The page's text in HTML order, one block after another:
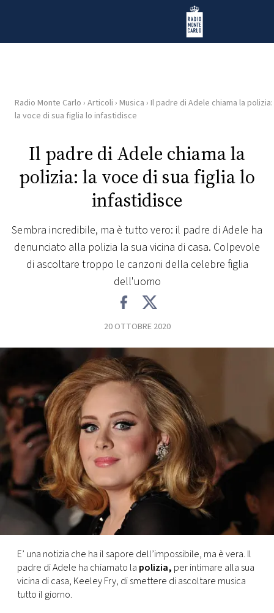
Radio Monte Carlo
HOME
RADIO
WEB
RADIO
PLAYLIST
NEWS
VIDEO
TV
PRINCIPATO
DI
MONACO
CONSIGLIA
Radio Monte Carlo › Articoli › Musica › Il padre di Adele chiama la polizia:
la voce di sua figlia lo infastidisce
Il padre di Adele chiama la
polizia: la voce di sua figlia lo
infastidisce
Sembra incredibile, ma è tutto vero: il padre di Adele ha
denunciato alla polizia la sua vicina di casa. Colpevole
di ascoltare troppo le canzoni della celebre figlia
dell'uomo
20 OTTOBRE 2020
E’ una notizia che ha il sapore dell’impossibile, ma è vera. Il
padre di Adele ha chiamato la polizia, per intimare alla sua
vicina di casa, Keeley Fry, di smettere di ascoltare musica
tutto il giorno.